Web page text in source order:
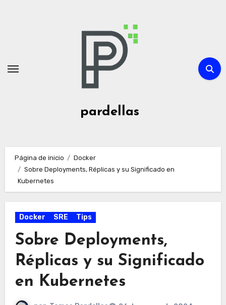
pardellas
Página de inicio
Docker
Sobre Deployments, Réplicas y su Significado en
Kubernetes
Docker SRE Tips
Sobre Deployments,
Réplicas y su Significado
en Kubernetes